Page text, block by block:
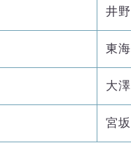
井
東
大
宮